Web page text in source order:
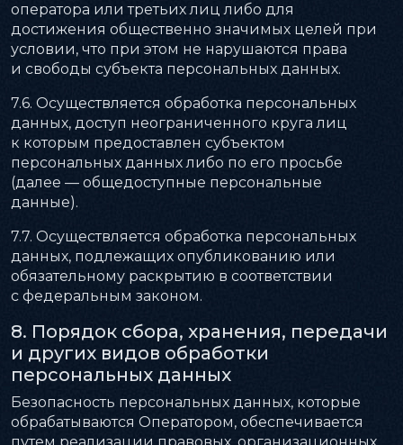
оператора или третьих лиц либо для
достижения общественно значимых целей при
условии, что при этом не нарушаются права
и свободы субъекта персональных данных.
7.6. Осуществляется обработка персональных
данных, доступ неограниченного круга лиц
к которым предоставлен субъектом
персональных данных либо по его просьбе
(далее — общедоступные персональные
данные).
7.7. Осуществляется обработка персональных
данных, подлежащих опубликованию или
обязательному раскрытию в соответствии
с федеральным законом.
8. Порядок сбора, хранения, передачи
и других видов обработки
персональных данных
Безопасность персональных данных, которые
обрабатываются Оператором, обеспечивается